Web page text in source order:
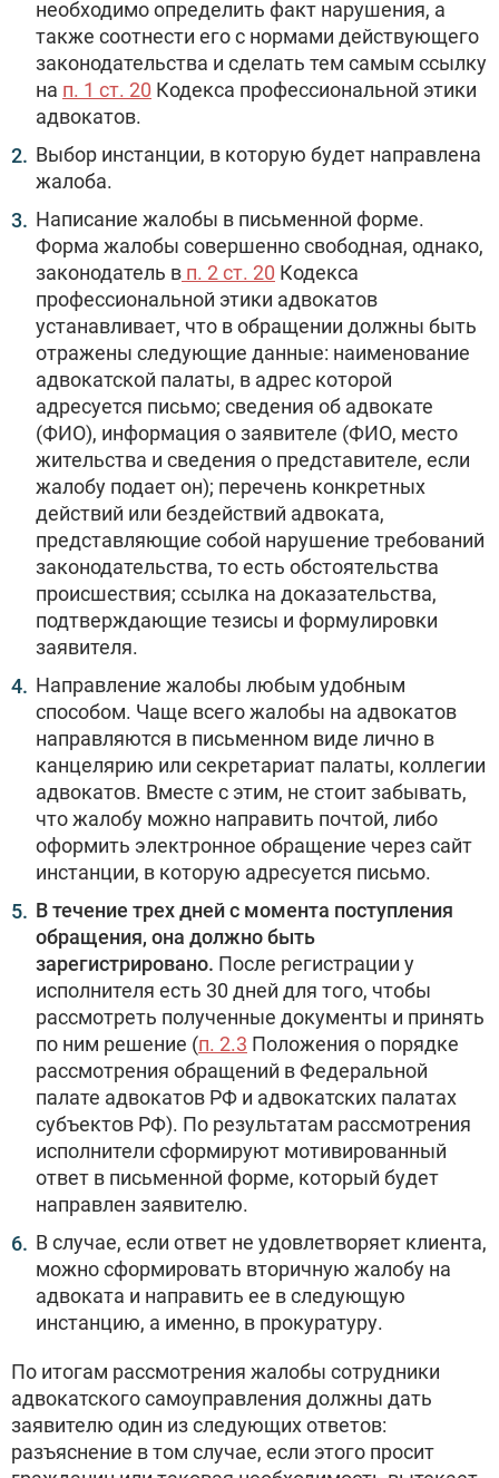
необходимо определить факт нарушения, а
также соотнести его с нормами действующего
законодательства и сделать тем самым ссылку
на п. 1 ст. 20 Кодекса профессиональной этики
адвокатов.
Выбор инстанции, в которую будет направлена
жалоба.
Написание жалобы в письменной форме.
Форма жалобы совершенно свободная, однако,
законодатель в п. 2 ст. 20 Кодекса
профессиональной этики адвокатов
устанавливает, что в обращении должны быть
отражены следующие данные: наименование
адвокатской палаты, в адрес которой
адресуется письмо; сведения об адвокате
(ФИО), информация о заявителе (ФИО, место
жительства и сведения о представителе, если
жалобу подает он); перечень конкретных
действий или бездействий адвоката,
представляющие собой нарушение требований
законодательства, то есть обстоятельства
происшествия; ссылка на доказательства,
подтверждающие тезисы и формулировки
заявителя.
Направление жалобы любым удобным
способом. Чаще всего жалобы на адвокатов
направляются в письменном виде лично в
канцелярию или секретариат палаты, коллегии
адвокатов. Вместе с этим, не стоит забывать,
что жалобу можно направить почтой, либо
оформить электронное обращение через сайт
инстанции, в которую адресуется письмо.
В течение трех дней с момента поступления
обращения, она должно быть
зарегистрировано. После регистрации у
исполнителя есть 30 дней для того, чтобы
рассмотреть полученные документы и принять
по ним решение (п. 2.3 Положения о порядке
рассмотрения обращений в Федеральной
палате адвокатов РФ и адвокатских палатах
субъектов РФ). По результатам рассмотрения
исполнители сформируют мотивированный
ответ в письменной форме, который будет
направлен заявителю.
В случае, если ответ не удовлетворяет клиента,
можно сформировать вторичную жалобу на
адвоката и направить ее в следующую
инстанцию, а именно, в прокуратуру.
По итогам рассмотрения жалобы сотрудники
адвокатского самоуправления должны дать
заявителю один из следующих ответов:
разъяснение в том случае, если этого просит